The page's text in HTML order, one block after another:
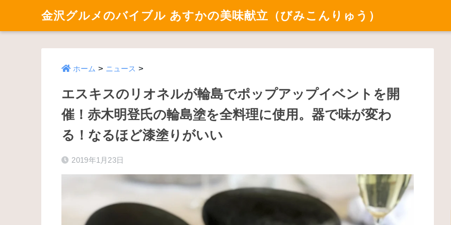
金沢グルメのバイブル あすかの美味献立（びみこんりゅう）
ホーム > ニュース >
エスキスのリオネルが輪島でポップアップイベントを開
催！赤木明登氏の輪島塗を全料理に使用。器で味が変わ
る！なるほど漆塗りがいい
2019年1月23日